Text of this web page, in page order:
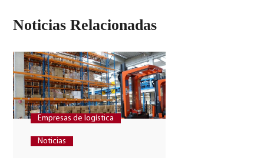
Noticias Relacionadas
Empresas de logística
Noticias